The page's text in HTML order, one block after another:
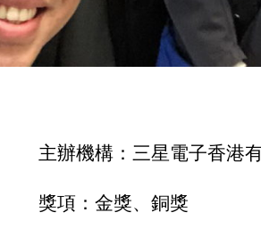
主辦機構：三星電子香港
獎項：金獎、銅獎